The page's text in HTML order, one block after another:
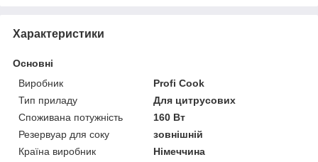
Характеристики
Основні
Виробник
Profi Cook
Тип приладу
Для цитрусових
Споживана потужність
160 Вт
Резервуар для соку
зовнішній
Країна виробник
Німеччина